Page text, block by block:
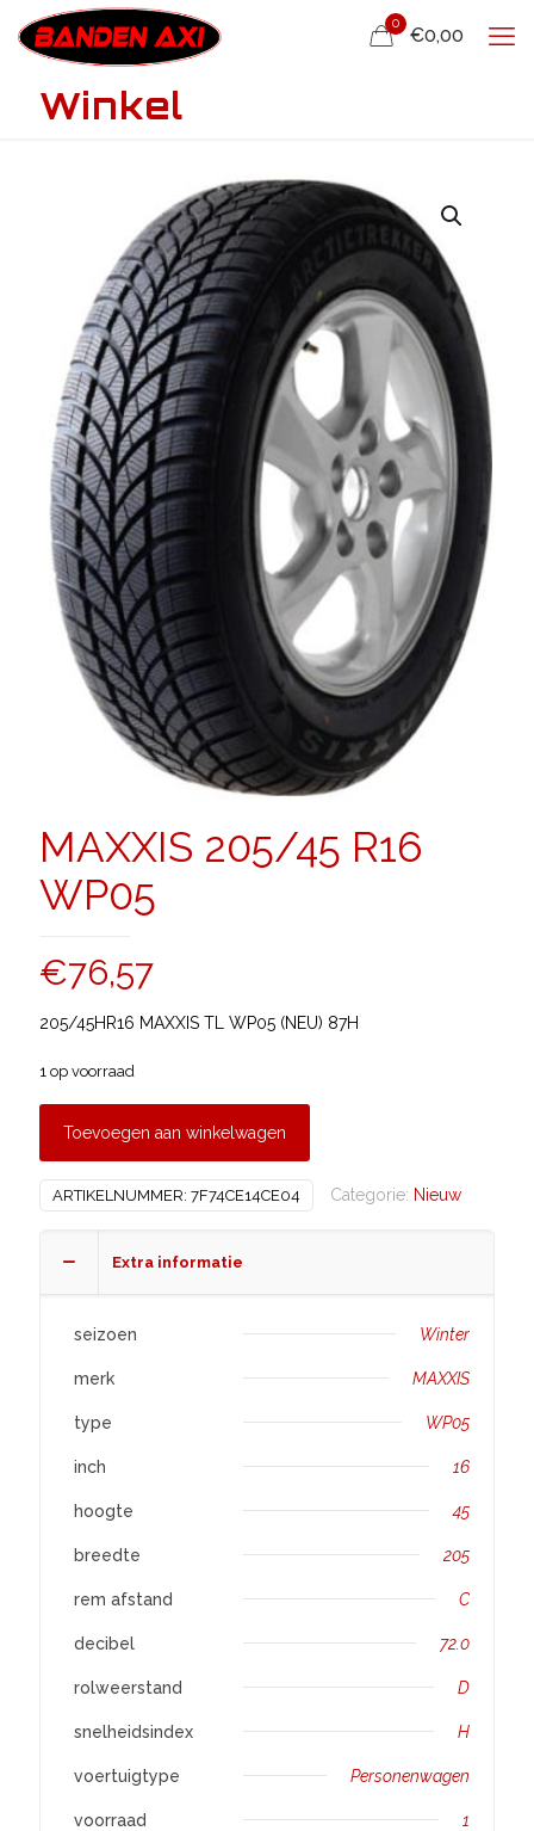
0
€0,00
Winkel
MAXXIS 205/45 R16
WP05
€76,57
205/45HR16 MAXXIS TL WP05 (NEU) 87H
1 op voorraad
Toevoegen aan winkelwagen
ARTIKELNUMMER: 7F74CE14CE04 Categorie: Nieuw
Extra informatie
seizoen Winter
merk MAXXIS
type WP05
inch 16
hoogte 45
breedte 205
rem afstand C
decibel 72.0
rolweerstand D
snelheidsindex H
voertuigtype Personenwagen
voorraad 1